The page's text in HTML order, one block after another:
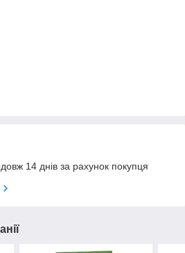
14 днів за рахунок покупця